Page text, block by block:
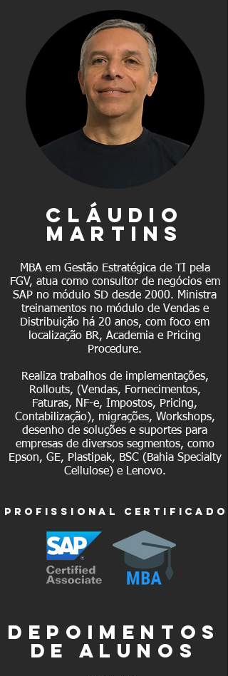
cláudio
martins
MBA em Gestão Estratégica de TI pela
FGV, atua como consultor de negócios em
SAP no módulo SD desde 2000. Ministra
treinamentos no módulo de Vendas e
Distribuição há 20 anos, com foco em
localização BR, Academia e Pricing
Procedure.
Realiza trabalhos de implementações,
Rollouts, (Vendas, Fornecimentos,
Faturas, NF-e, Impostos, Pricing,
Contabilização), migrações, Workshops,
desenho de soluções e suportes para
empresas de diversos segmentos, como
Epson, GE, Plastipak, BSC (Bahia Specialty
Cellulose) e Lenovo.
profissionaL certificado
depoimentos
de alunos